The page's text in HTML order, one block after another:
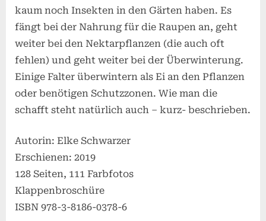
kaum noch Insekten in den Gärten haben. Es
fängt bei der Nahrung für die Raupen an, geht
weiter bei den Nektarpflanzen (die auch oft
fehlen) und geht weiter bei der Überwinterung.
Einige Falter überwintern als Ei an den Pflanzen
oder benötigen Schutzzonen. Wie man die
schafft steht natürlich auch – kurz- beschrieben.
Autorin: Elke Schwarzer
Erschienen: 2019
128 Seiten, 111 Farbfotos
Klappenbroschüre
ISBN 978-3-8186-0378-6